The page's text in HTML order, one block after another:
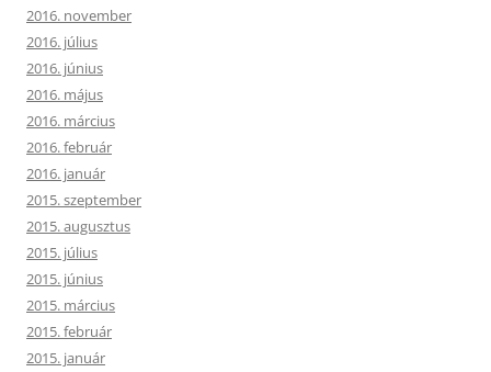
2016. november
2016. július
2016. június
2016. május
2016. március
2016. február
2016. január
2015. szeptember
2015. augusztus
2015. július
2015. június
2015. március
2015. február
2015. január